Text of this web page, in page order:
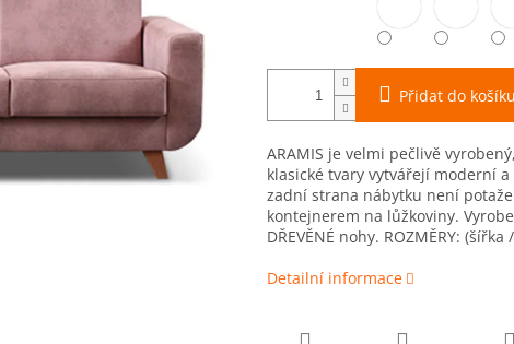
Přidat do košíku
ARAMIS je velmi pečlivě
klasické tvary vytvářejí moderní
zadní strana nábytku není
kontejnerem na lůžkoviny.
DŘEVĚNÉ nohy. ROZMĚRY:
Detailní informace